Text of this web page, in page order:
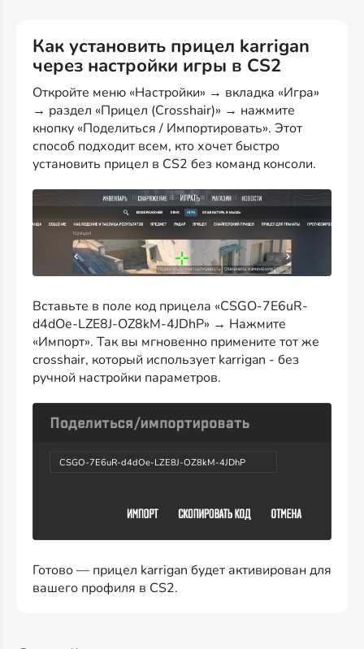
Как установить прицел karrigan
через настройки игры в CS2
Откройте меню «Настройки» → вкладка «Игра»
→ раздел «Прицел (Crosshair)» → нажмите
кнопку «Поделиться / Импортировать». Этот
способ подходит всем, кто хочет быстро
установить прицел в CS2 без команд консоли.
Вставьте в поле код прицела «CSGO-7E6uR-
d4dOe-LZE8J-OZ8kM-4JDhP» → Нажмите
«Импорт». Так вы мгновенно примените тот же
crosshair, который использует karrigan - без
ручной настройки параметров.
CSGO-7E6uR-d4dOe-LZE8J-OZ8kM-4JDhP
Готово — прицел karrigan будет активирован для
вашего профиля в CS2.